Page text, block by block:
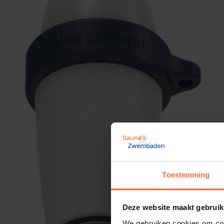
Toestemming
Deze website maakt